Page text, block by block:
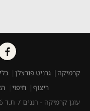
קרמיקה גרניט פורצלן
ריצוף
חיפוי